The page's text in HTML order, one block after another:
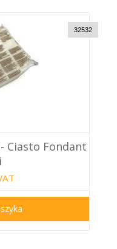
32532
Ciasto Fondant